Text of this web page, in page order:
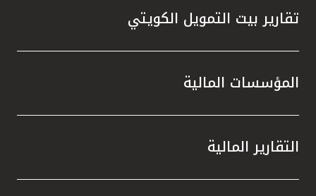
تقارير بيت التمويل الكويتي
المؤسسات المالية
التقارير المالية